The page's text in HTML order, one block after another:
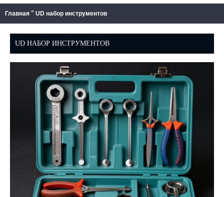
Главная " UD набор инструментов
UD НАБОР ИНСТРУМЕНТОВ